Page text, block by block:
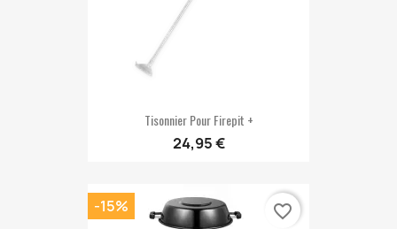
Tisonnier Pour Firepit +
24,95 €
-15% favorite_border